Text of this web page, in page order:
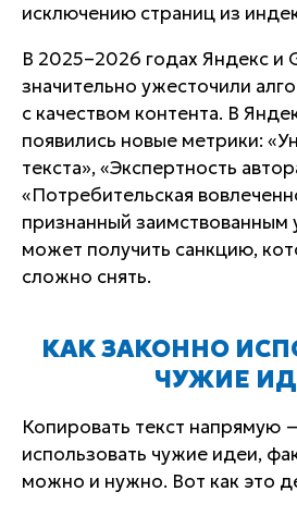
исключению страниц из
В 2025–2026 годах Яндекс и
значительно ужесточили
с качеством контента. В
появились новые метрики:
текста», «Экспертность
«Потребительская
признанный заимствованным
может получить санкцию,
сложно снять.
КАК ЗАКОННО
ЧУЖИЕ
Копировать текст напрямую
использовать чужие идеи,
можно и нужно. Вот как это